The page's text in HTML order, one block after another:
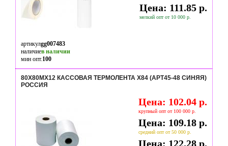
Цена: 111.85 р.
мелкий опт от 10 000 р.
артикулgg007483
наличиев наличии
мин опт.100
80Х80MХ12 КАССОВАЯ ТЕРМОЛЕНТА Х84 (АРТ45-48 СИНЯЯ)
РОССИЯ
Цена: 102.04 р.
крупный опт от 100 000 р.
Цена: 109.18 р.
средний опт от 50 000 р.
Цена: 122.28 р.